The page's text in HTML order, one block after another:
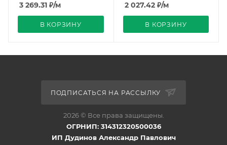
3 269.31 ₽/м
В КОРЗИНУ
2 027.42₽/м
В КОРЗИНУ
ПОДПИСАТЬСЯ НА РАССЫЛКУ
2026 © Все права защищены.
ОГРНИП: 314312320500036
ИП Дудинов Александр Павлович